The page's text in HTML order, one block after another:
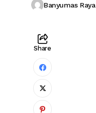
Banyumas Raya
Share